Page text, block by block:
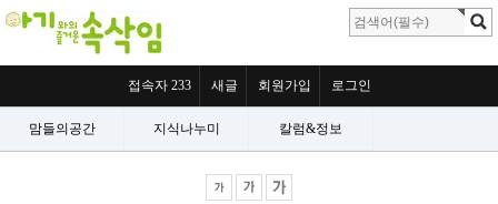
접속자 233 새글 회원가입 로그인
맘들의공간 지식나누미 칼럼&정보